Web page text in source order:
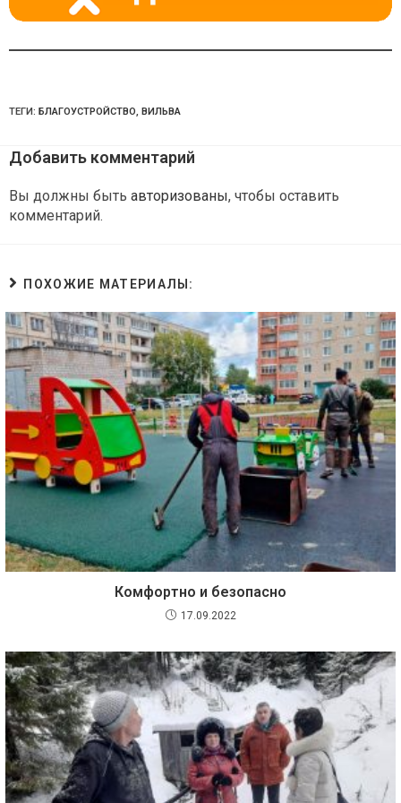
ТЕГИ: БЛАГОУСТРОЙСТВО, ВИЛЬВА
Добавить комментарий
Вы должны быть авторизованы, чтобы оставить
комментарий.
ПОХОЖИЕ МАТЕРИАЛЫ:
Комфортно и безопасно
17.09.2022